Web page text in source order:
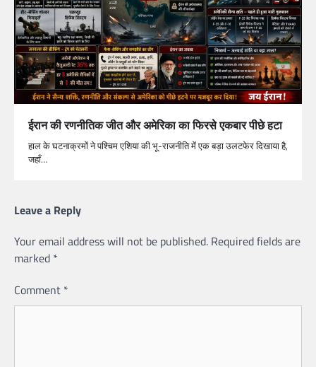
ईरान की रणनीतिक जीत और अमेरिका का फिरसे एकबार पीछे हटा
हाल के घटनाक्रमों ने पश्चिम एशिया की भू-राजनीति में एक बड़ा उलटफेर दिखाया है,
जहाँ…
Leave a Reply
Your email address will not be published. Required fields are
marked *
Comment *